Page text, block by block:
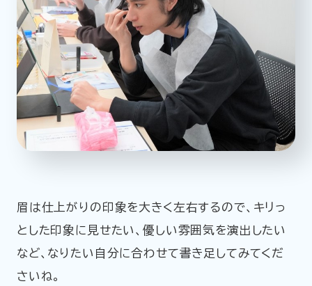
眉は仕上がりの印象を大きく左右するので、キリっ
とした印象に見せたい、優しい雰囲気を演出したい
など、なりたい自分に合わせて書き足してみてくだ
さいね。